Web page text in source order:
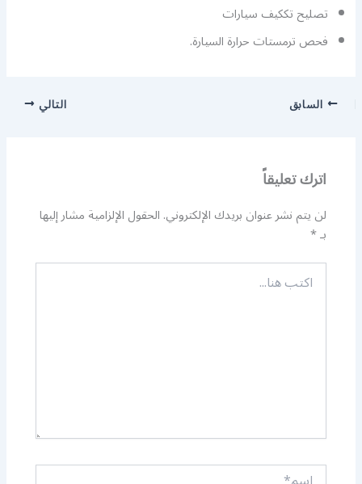
تصليح تككيف سيارات
فحص ترمستات حرارة السيارة.
السابق التالي
اترك تعليقاً
لن يتم نشر عنوان بريدك الإلكتروني.الحقول الإلزامية مشار إليها
بـ*
اكتب
هنا...
اسم*